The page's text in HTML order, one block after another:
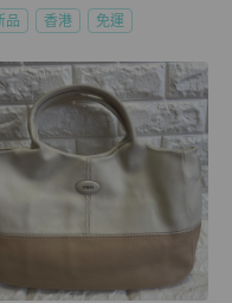
品 香港 免運